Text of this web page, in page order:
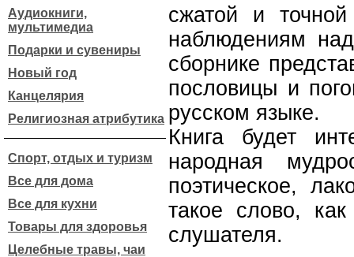
Аудиокниги,
мультимедиа
Подарки и сувениры
Новый год
Канцелярия
Религиозная атрибутика
Спорт, отдых и туризм
Все для дома
Все для кухни
Товары для здоровья
Целебные травы, чаи
сжатой и
наблюдениям
сборнике
пословицы и
русском языке.
Книга будет
народная
поэтическое,
такое слово,
слушателя.